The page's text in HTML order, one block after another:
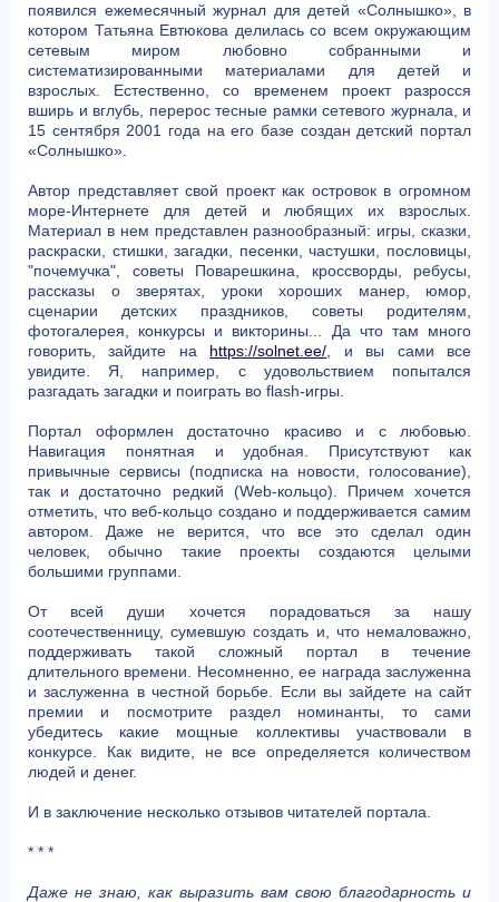
появился ежемесячный журнал для детей «Солнышко», в
котором Татьяна Евтюкова делилась со всем окружающим
сетевым миром любовно собранными и
систематизированными материалами для детей и
взрослых. Естественно, со временем проект разросся
вширь и вглубь, перерос тесные рамки сетевого журнала, и
15 сентября 2001 года на его базе создан детский портал
«Солнышко».
Автор представляет свой проект как островок в огромном
море-Интернете для детей и любящих их взрослых.
Материал в нем представлен разнообразный: игры, сказки,
раскраски, стишки, загадки, песенки, частушки, пословицы,
"почемучка", советы Поварешкина, кроссворды, ребусы,
рассказы о зверятах, уроки хороших манер, юмор,
сценарии детских праздников, советы родителям,
фотогалерея, конкурсы и викторины... Да что там много
говорить, зайдите на https://solnet.ee/ , и вы сами все
увидите. Я, например, с удовольствием попытался
разгадать загадки и поиграть во flash-игры.
Портал оформлен достаточно красиво и с любовью.
Навигация понятная и удобная. Присутствуют как
привычные сервисы (подписка на новости, голосование),
так и достаточно редкий (Web-кольцо). Причем хочется
отметить, что веб-кольцо создано и поддерживается самим
автором. Даже не верится, что все это сделал один
человек, обычно такие проекты создаются целыми
большими группами.
От всей души хочется порадоваться за нашу
соотечественницу, сумевшую создать и, что немаловажно,
поддерживать такой сложный портал в течение
длительного времени. Несомненно, ее награда заслуженна
и заслуженна в честной борьбе. Если вы зайдете на сайт
премии и посмотрите раздел номинанты, то сами
убедитесь какие мощные коллективы участвовали в
конкурсе. Как видите, не все определяется количеством
людей и денег.
И в заключение несколько отзывов читателей портала.
* * *
Даже не знаю, как выразить вам свою благодарность и